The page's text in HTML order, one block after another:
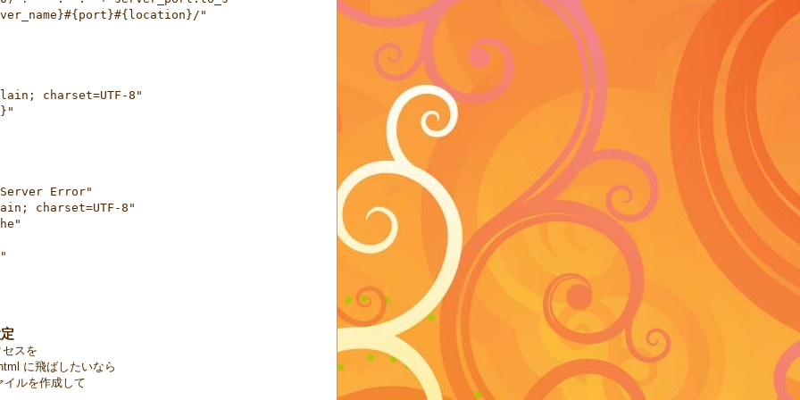
"
charset=UTF-8"
Error"
charset=UTF-8"
スを
に飛ばしたいなら
イルを作成して